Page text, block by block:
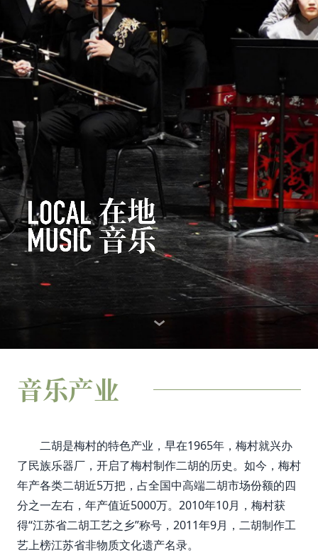
音乐产业
二胡是梅村的特色产业，早在1965年，梅村就兴办
了民族乐器厂，开启了梅村制作二胡的历史。如今，梅村
年产各类二胡近5万把，占全国中高端二胡市场份额的四
分之一左右，年产值近5000万。2010年10月，梅村获
得“江苏省二胡工艺之乡”称号，2011年9月，二胡制作工
艺上榜江苏省非物质文化遗产名录。